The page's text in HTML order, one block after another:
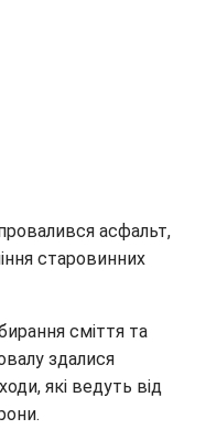
асфальт,
старовинних
сміття та
здалися
які ведуть від